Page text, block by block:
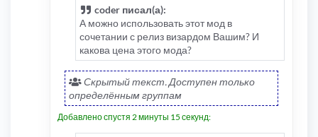
coder писал(а):
А можно использовать этот мод в
сочетании с релиз визардом Вашим? И
какова цена этого мода?
Скрытый текст. Доступен только
определённым группам
Добавлено спустя 2 минуты 15 секунд: